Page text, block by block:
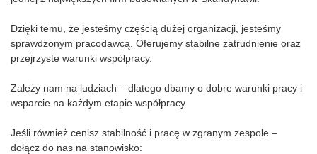
Dzięki temu, że jesteśmy częścią dużej organizacji, jesteśmy
sprawdzonym pracodawcą. Oferujemy stabilne zatrudnienie oraz
przejrzyste warunki współpracy.
Zależy nam na ludziach – dlatego dbamy o dobre warunki pracy i
wsparcie na każdym etapie współpracy.
Jeśli również cenisz stabilność i pracę w zgranym zespole –
dołącz do nas na stanowisko: